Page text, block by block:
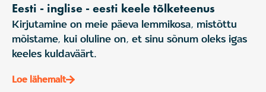
Eesti - inglise - eesti keele tõlketeenus
Kirjutamine on meie päeva lemmikosa, mistõttu
mõistame, kui oluline on, et sinu sõnum oleks igas
keeles kuldaväärt.
Loe lähemalt